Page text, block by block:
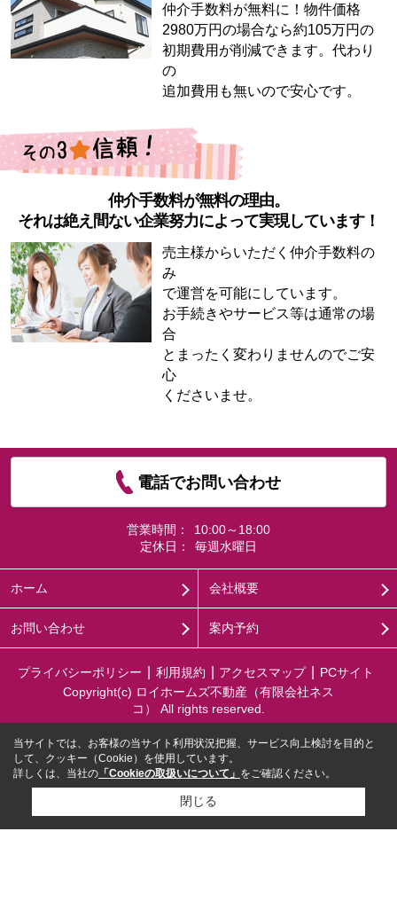
仲介手数料が無料に！物件価格
2980万円の場合なら約105万円の
初期費用が削減できます。代わり
の
追加費用も無いので安心です。
仲介手数料が無料の理由。
それは絶え間ない企業努力によって実現しています！
売主様からいただく仲介手数料の
み
で運営を可能にしています。
お手続きやサービス等は通常の場
合
とまったく変わりませんのでご安
心
くださいませ。
電話でお問い合わせ
営業時間：
10:00～18:00
定休日：
毎週水曜日
ホーム 会社概要
お問い合わせ 案内予約
プライバシーポリシー 利用規約 アクセスマップ
PCサイト
Copyright(c) ロイホームズ不動産（有限会社ネス
コ） All rights reserved.
当サイトでは、お客様の当サイト利用状況把握、サービス向上検討を目的と
して、クッキー（Cookie）を使用しています。
詳しくは、当社の 「Cookieの取扱いについて」 をご確認ください。
閉じる